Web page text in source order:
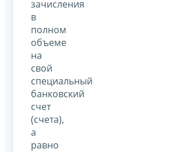
зачисления
в
полном
объеме
на
свой
специальный
банковский
счет
(счета),
а
равно